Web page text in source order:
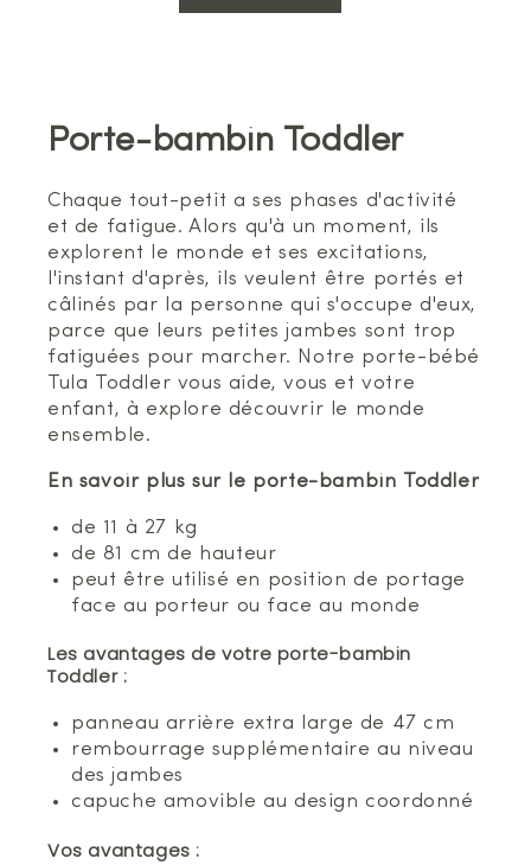
Porte-bambin Toddler
Chaque tout-petit a ses phases d'activité
et de fatigue. Alors qu'à un moment, ils
explorent le monde et ses excitations,
l'instant d'après, ils veulent être portés et
câlinés par la personne qui s'occupe d'eux,
parce que leurs petites jambes sont trop
fatiguées pour marcher. Notre porte-bébé
Tula Toddler vous aide, vous et votre
enfant, à explore découvrir le monde
ensemble.
En savoir plus sur le porte-bambin Toddler
de 11 à 27 kg
de 81 cm de hauteur
peut être utilisé en position de portage
face au porteur ou face au monde
Les avantages de votre porte-bambin
Toddler :
panneau arrière extra large de 47 cm
rembourrage supplémentaire au niveau
des jambes
capuche amovible au design coordonné
Vos avantages :